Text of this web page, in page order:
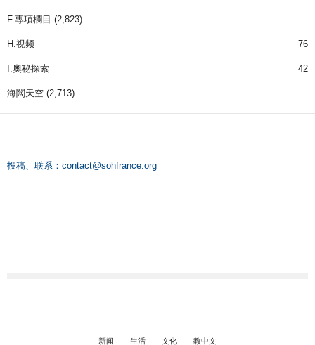
F.專項欄目 (2,823)
H.视频 76
I.奧秘探索 42
海闊天空 (2,713)
投稿、联系： contact@sohfrance.org
新闻 生活 文化 教中文